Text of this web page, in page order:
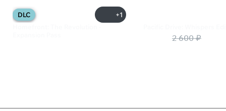
DLC
+1
2 600 ₽